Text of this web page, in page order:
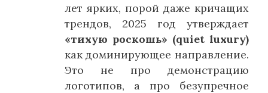
лет ярких, порой даже кричащих
трендов, 2025 год утверждает
«тихую роскошь» (quiet luxury)
как доминирующее направление.
Это не про демонстрацию
логотипов, а про безупречное